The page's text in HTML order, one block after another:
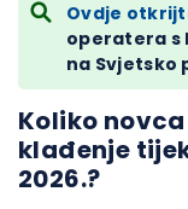
Ovdje
operatera s
na Svjetsko
Koliko
klađenje
2026.?